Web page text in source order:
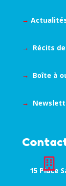
→
→ Récits
→ Boîte à
→
15 Place
